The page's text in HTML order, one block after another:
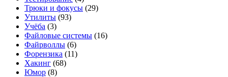
Трюки и фокусы (29)
Утилиты (93)
Учёба (3)
Файловые системы (16)
Файрволлы (6)
Форензика (11)
Хакинг (68)
Юмор (8)